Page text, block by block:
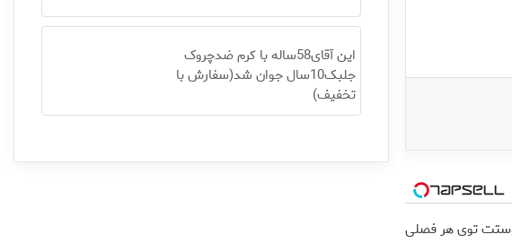
توی هر فصلی
این آقای58ساله با کرم ضدچروک
جلبک10سال جوان شد(سفارش با
تخفیف)